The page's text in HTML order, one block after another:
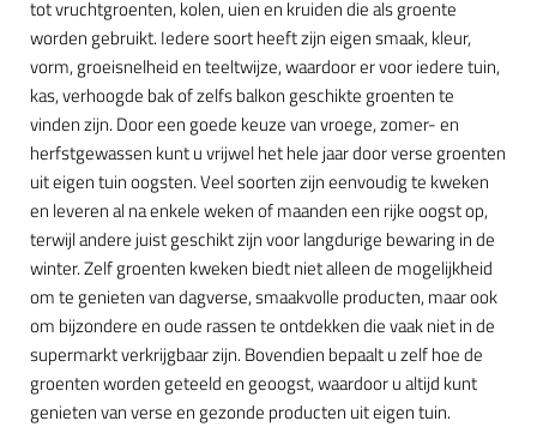
tot vruchtgroenten, kolen, uien en kruiden die als groente
worden gebruikt. Iedere soort heeft zijn eigen smaak, kleur,
vorm, groeisnelheid en teeltwijze, waardoor er voor iedere tuin,
kas, verhoogde bak of zelfs balkon geschikte groenten te
vinden zijn. Door een goede keuze van vroege, zomer- en
herfstgewassen kunt u vrijwel het hele jaar door verse groenten
uit eigen tuin oogsten. Veel soorten zijn eenvoudig te kweken
en leveren al na enkele weken of maanden een rijke oogst op,
terwijl andere juist geschikt zijn voor langdurige bewaring in de
winter. Zelf groenten kweken biedt niet alleen de mogelijkheid
om te genieten van dagverse, smaakvolle producten, maar ook
om bijzondere en oude rassen te ontdekken die vaak niet in de
supermarkt verkrijgbaar zijn. Bovendien bepaalt u zelf hoe de
groenten worden geteeld en geoogst, waardoor u altijd kunt
genieten van verse en gezonde producten uit eigen tuin.